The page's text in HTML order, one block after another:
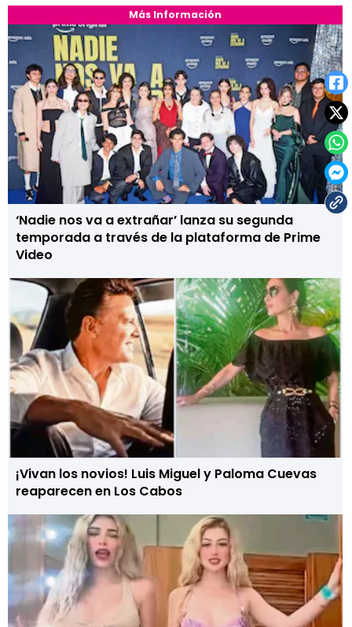
Más Información
‘Nadie nos va a extrañar’ lanza su segunda
temporada a través de la plataforma de Prime
Video
¡Vivan los novios! Luis Miguel y Paloma Cuevas
reaparecen en Los Cabos